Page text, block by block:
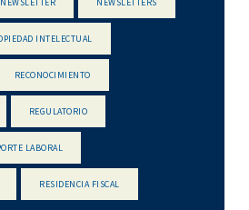
INTELECTUAL
RECONOCIMIENTO
REGULATORIO
LABORAL
RESIDENCIA FISCAL